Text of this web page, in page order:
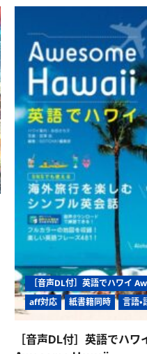
法
利
へ
の
パ
ス
ポ
ー
ト
を
あ
な
た
の
に
握
り
し
め
る
世
が
広
が
る！
に
つ
て
さ
［音声DL付］英語でハワイ
aff対応
紙書籍同時 言語・
［音声DL付］英語でハワ